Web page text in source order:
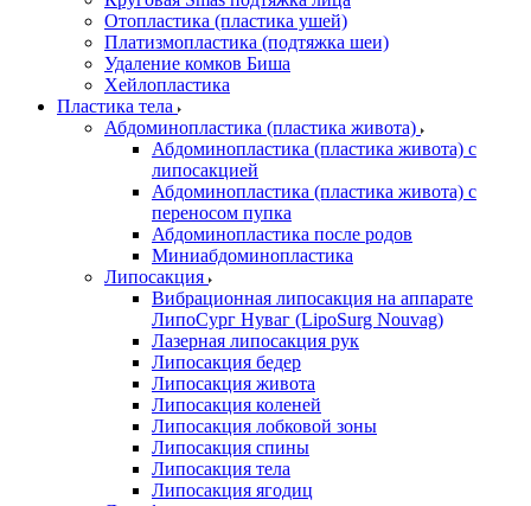
Отопластика (пластика ушей)
Платизмопластика (подтяжка шеи)
Удаление комков Биша
Хейлопластика
Пластика тела
Абдоминопластика (пластика живота)
Абдоминопластика (пластика живота) с
липосакцией
Абдоминопластика (пластика живота) с
переносом пупка
Абдоминопластика после родов
Миниабдоминопластика
Липосакция
Вибрационная липосакция на аппарате
ЛипоСург Нуваг (LipoSurg Nouvag)
Лазерная липосакция рук
Липосакция бедер
Липосакция живота
Липосакция коленей
Липосакция лобковой зоны
Липосакция спины
Липосакция тела
Липосакция ягодиц